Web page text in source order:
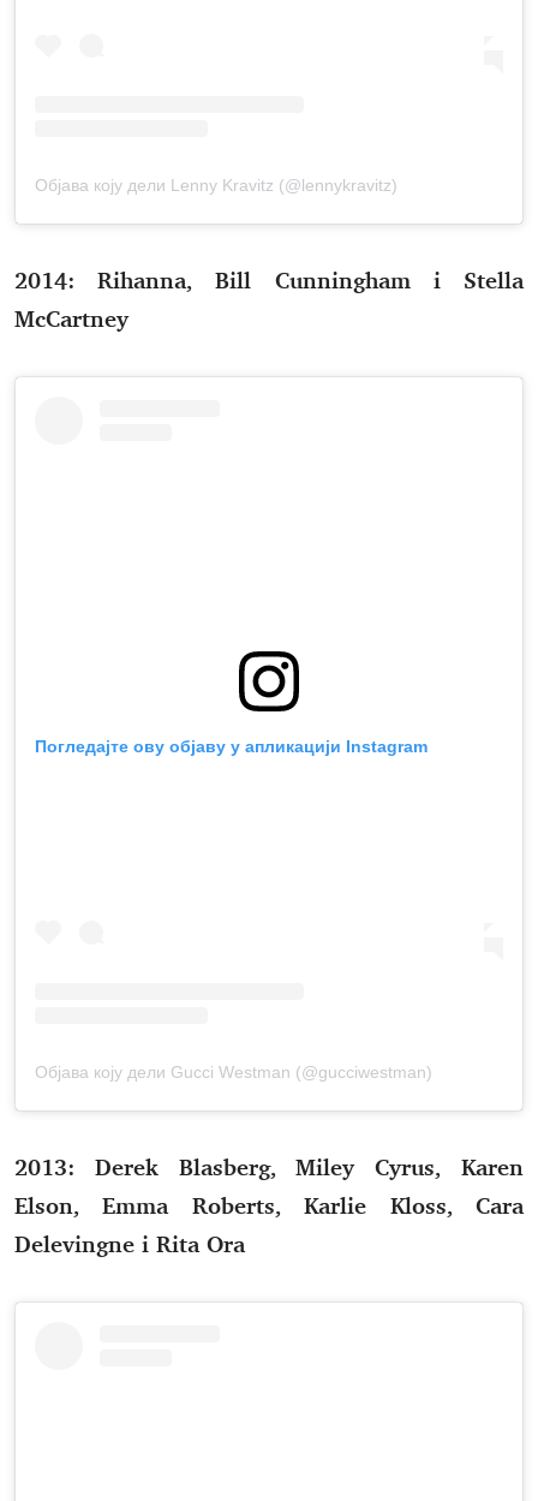
Објава коју дели Lenny Kravitz (@lennykravitz)
2014: Rihanna, Bill Cunningham i Stella
McCartney
Погледајте ову објаву у апликацији Instagram
Објава коју дели Gucci Westman (@gucciwestman)
2013: Derek Blasberg, Miley Cyrus, Karen
Elson, Emma Roberts, Karlie Kloss, Cara
Delevingne i Rita Ora